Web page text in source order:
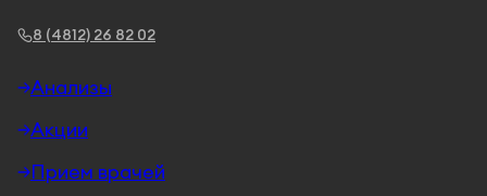
8 (4812) 26 82 02
Анализы
Акции
Прием врачей